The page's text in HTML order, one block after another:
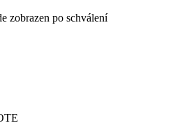
zobrazen po schválení